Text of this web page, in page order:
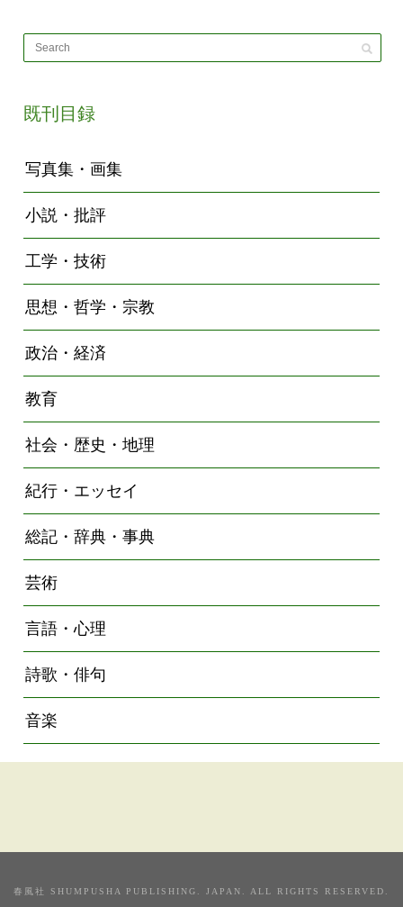
既刊目録
写真集・画集
小説・批評
工学・技術
思想・哲学・宗教
政治・経済
教育
社会・歴史・地理
紀行・エッセイ
総記・辞典・事典
芸術
言語・心理
詩歌・俳句
音楽
春風社 SHUMPUSHA PUBLISHING. JAPAN. ALL RIGHTS RESERVED.